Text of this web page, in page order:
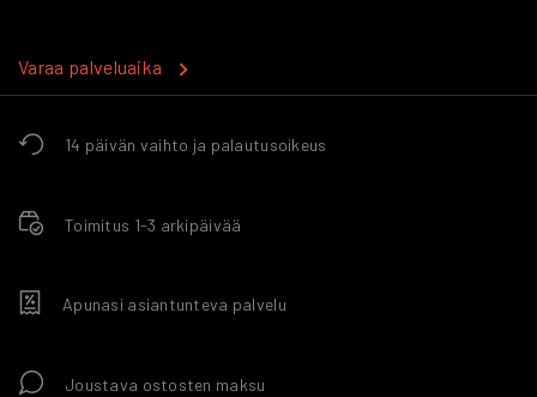
14 päivän vaihto ja palautusoikeus
Toimitus 1-3 arkipäivää
Apunasi asiantunteva palvelu
Joustava ostosten maksu
Varaa palveluaika